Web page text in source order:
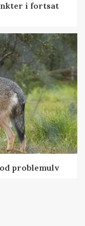
i fortsat
problemulv